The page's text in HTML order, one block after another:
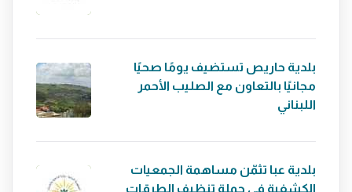
بلدية حاريص تستضيف يومًا صحيًا
مجانيًا بالتعاون مع الصليب الأحمر
اللبناني
بلدية عبا تثمّن مساهمة الجمعيات
الكشفية في حملة تنظيف الطرقات